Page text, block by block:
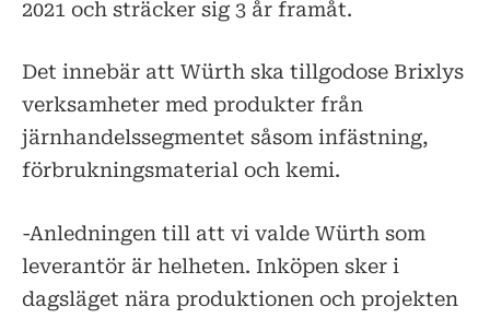
2021 och sträcker sig 3 år framåt.
Det innebär att Würth ska tillgodose Brixlys
verksamheter med produkter från
järnhandelssegmentet såsom infästning,
förbrukningsmaterial och kemi.
-Anledningen till att vi valde Würth som
leverantör är helheten. Inköpen sker i
dagsläget nära produktionen och projekten